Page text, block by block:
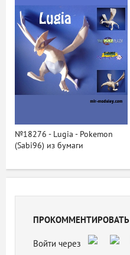
№18276 - Lugia - Pokemon
(Sabi96) из бумаги
ПРОКОММЕНТИРОВАТЬ